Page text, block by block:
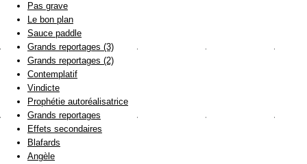
Pas grave
Le bon plan
Sauce paddle
Grands reportages (3)
Grands reportages (2)
Contemplatif
Vindicte
Prophétie autoréalisatrice
Grands reportages
Effets secondaires
Blafards
Angèle